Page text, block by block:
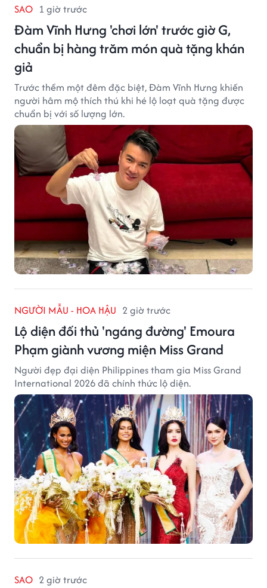
SAO 1 giờ trước
Đàm Vĩnh Hưng 'chơi lớn' trước giờ G,
chuẩn bị hàng trăm món quà tặng khán
giả
Trước thềm một đêm đặc biệt, Đàm Vĩnh Hưng khiến
người hâm mộ thích thú khi hé lộ loạt quà tặng được
chuẩn bị với số lượng lớn.
NGƯỜI MẪU - HOA HẬU 2 giờ trước
Lộ diện đối thủ 'ngáng đường' Emoura
Phạm giành vương miện Miss Grand
Người đẹp đại diện Philippines tham gia Miss Grand
International 2026 đã chính thức lộ diện.
SAO 2 giờ trước